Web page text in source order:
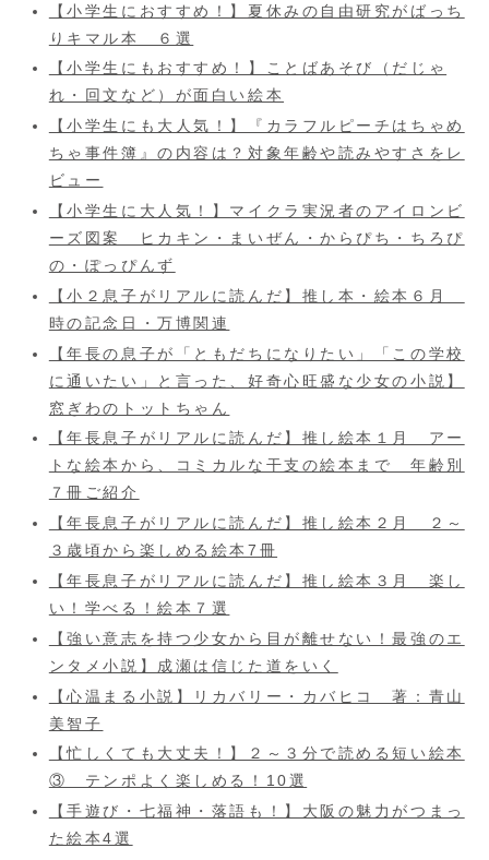
【小学生におすすめ！】夏休みの自由研究がばっち
りキマル本 ６選
【小学生にもおすすめ！】ことばあそび（だじゃ
れ・回文など）が面白い絵本
【小学生にも大人気！】『カラフルピーチはちゃめ
ちゃ事件簿』の内容は？対象年齢や読みやすさをレ
ビュー
【小学生に大人気！】マイクラ実況者のアイロンビ
ーズ図案 ヒカキン・まいぜん・からぴち・ちろぴ
の・ぽっぴんず
【小２息子がリアルに読んだ】推し本・絵本６月
時の記念日・万博関連
【年長の息子が「ともだちになりたい」「この学校
に通いたい」と言った、好奇心旺盛な少女の小説】
窓ぎわのトットちゃん
【年長息子がリアルに読んだ】推し絵本１月 アー
トな絵本から、コミカルな干支の絵本まで 年齢別
７冊ご紹介
【年長息子がリアルに読んだ】推し絵本２月 ２～
３歳頃から楽しめる絵本7冊
【年長息子がリアルに読んだ】推し絵本３月 楽し
い！学べる！絵本７選
【強い意志を持つ少女から目が離せない！最強のエ
ンタメ小説】成瀬は信じた道をいく
【心温まる小説】リカバリー・カバヒコ 著：青山
美智子
【忙しくても大丈夫！】２～３分で読める短い絵本
③ テンポよく楽しめる！10選
【手遊び・七福神・落語も！】大阪の魅力がつまっ
た絵本4選